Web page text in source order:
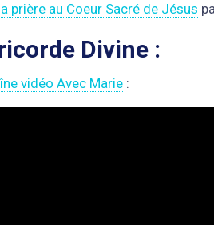
prière au Coeur Sacré de Jésus
Divine :
vidéo Avec Marie :